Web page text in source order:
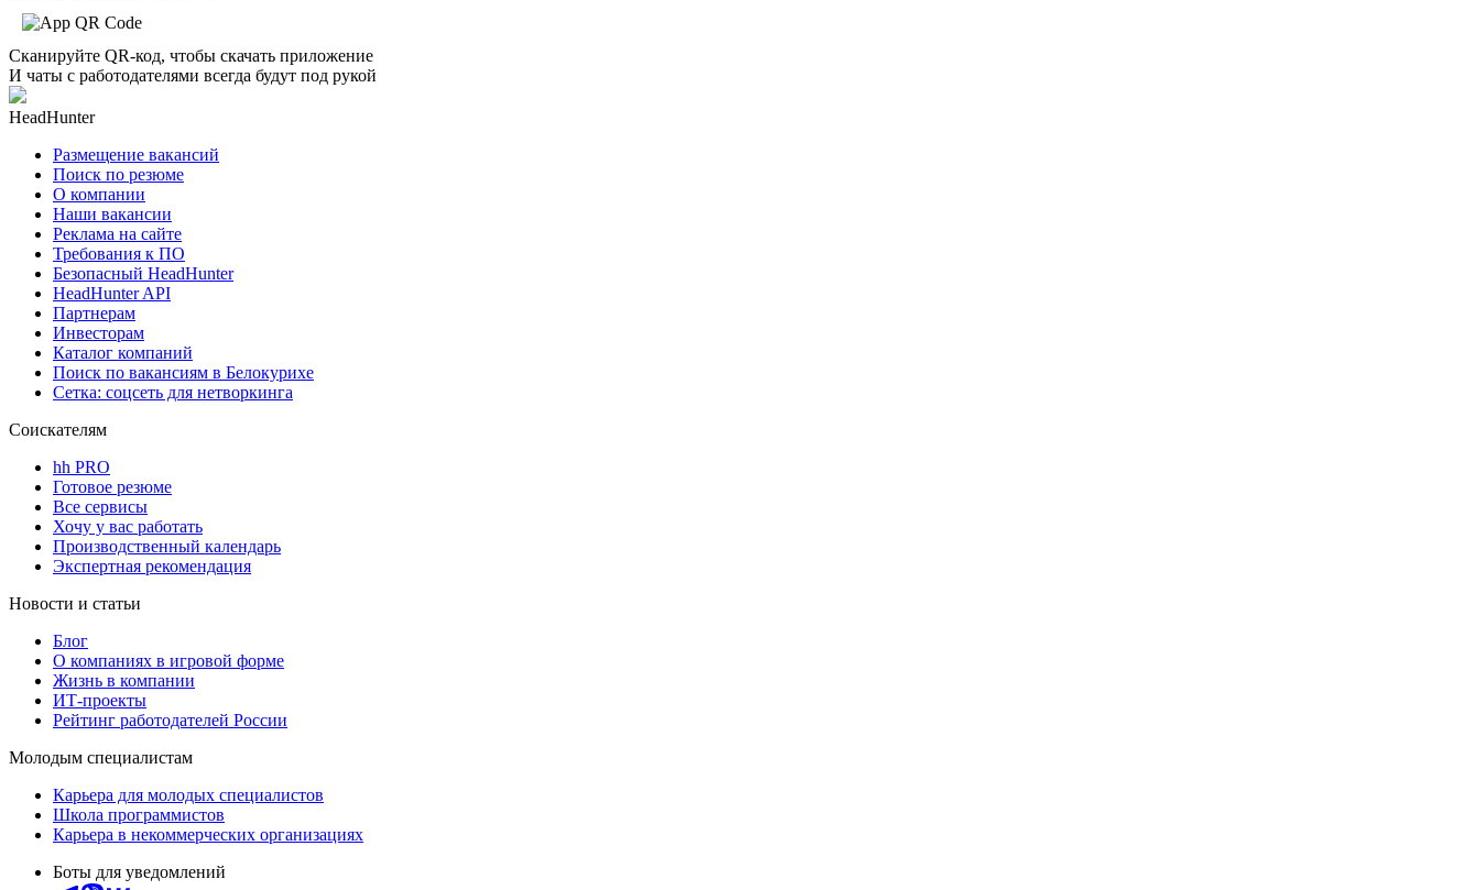
Сканируйте QR-код, чтобы скачать приложение
И чаты с работодателями всегда будут под рукой
HeadHunter
Размещение вакансий
Поиск по резюме
О компании
Наши вакансии
Реклама на сайте
Требования к ПО
Безопасный HeadHunter
HeadHunter API
Партнерам
Инвесторам
Каталог компаний
Поиск по вакансиям в Белокурихе
Сетка: соцсеть для нетворкинга
Соискателям
hh PRO
Готовое резюме
Все сервисы
Хочу у вас работать
Производственный календарь
Экспертная рекомендация
Новости и статьи
Блог
О компаниях в игровой форме
Жизнь в компании
ИТ-проекты
Рейтинг работодателей России
Молодым специалистам
Карьера для молодых специалистов
Школа программистов
Карьера в некоммерческих организациях
Боты для уведомлений